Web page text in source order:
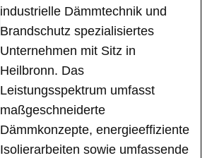
industrielle Dämmtechnik und
Brandschutz spezialisiertes
Unternehmen mit Sitz in
Heilbronn. Das
Leistungsspektrum umfasst
maßgeschneiderte
Dämmkonzepte, energieeffiziente
Isolierarbeiten sowie umfassende